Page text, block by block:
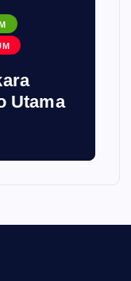
Utama